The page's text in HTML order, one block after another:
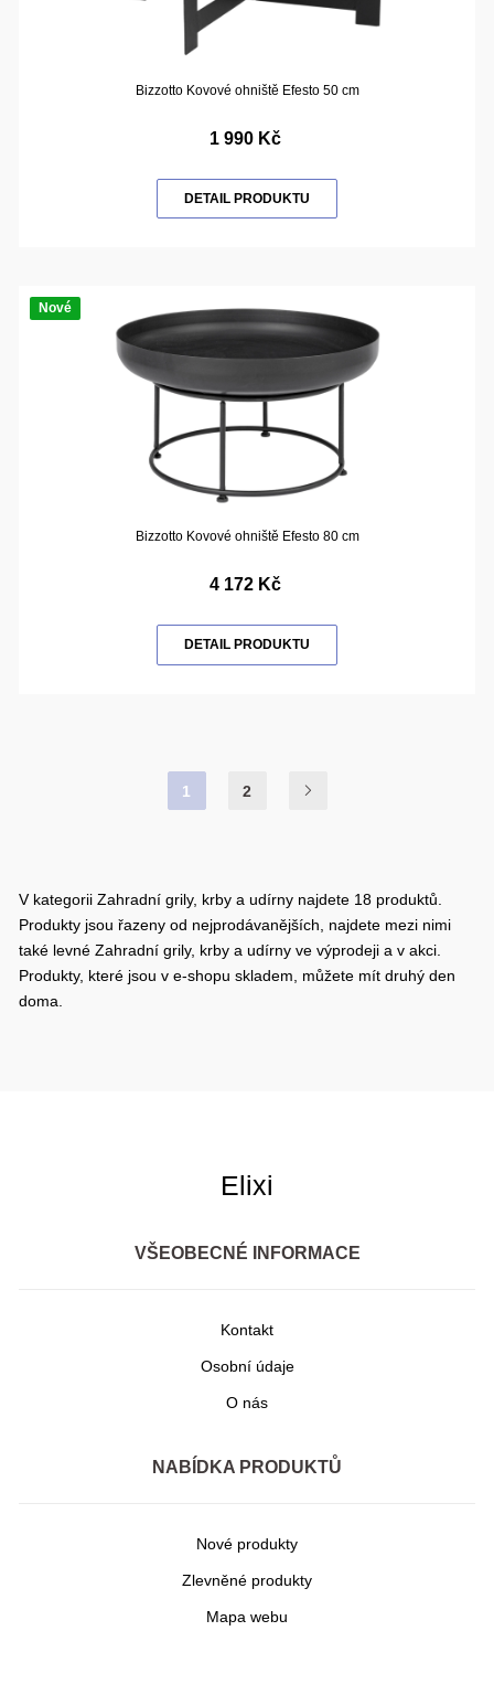
Bizzotto Kovové ohniště Efesto 50 cm
1 990 Kč
DETAIL PRODUKTU
Nové
Bizzotto Kovové ohniště Efesto 80 cm
4 172 Kč
DETAIL PRODUKTU
1 2
V kategorii Zahradní grily, krby a udírny najdete 18 produktů.
Produkty jsou řazeny od nejprodávanějších, najdete mezi nimi
také levné Zahradní grily, krby a udírny ve výprodeji a v akci.
Produkty, které jsou v e-shopu skladem, můžete mít druhý den
doma.
Elixi
VŠEOBECNÉ INFORMACE
Kontakt
Osobní údaje
O nás
NABÍDKA PRODUKTŮ
Nové produkty
Zlevněné produkty
Mapa webu